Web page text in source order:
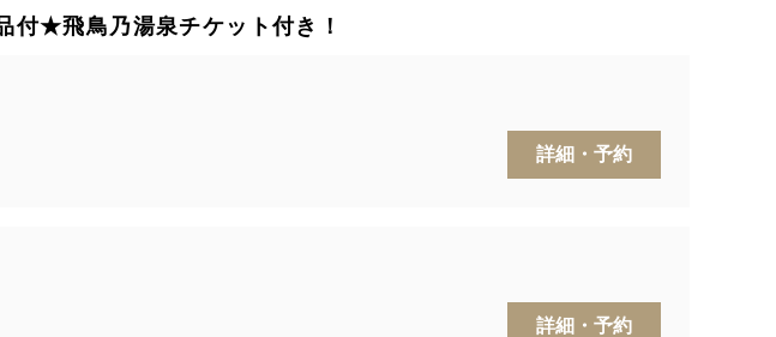
付★飛鳥乃湯泉チケット付き！
詳細・予約
詳細・予約